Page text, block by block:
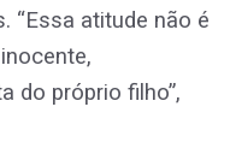
“Essa atitude não é
do próprio filho”,